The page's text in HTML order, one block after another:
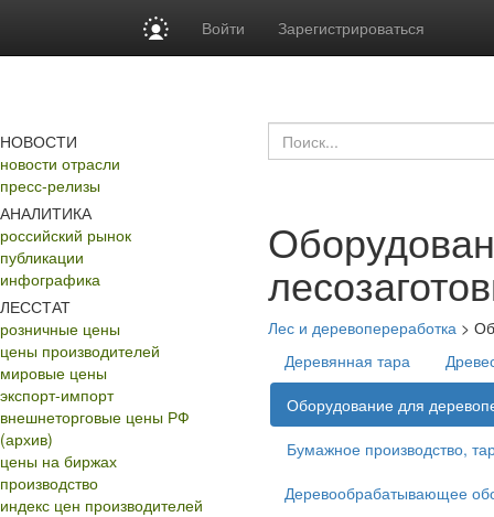
Войти Зарегистрироваться
НОВОСТИ
новости отрасли
пресс-релизы
АНАЛИТИКА
российский рынок
публикации
инфографика
ЛЕССТАТ
розничные цены
цены производителей
мировые цены
экспорт-импорт
внешнеторговые цены РФ
(архив)
цены на биржах
производство
индекс цен производителей
Лес и деревопереработка >
Деревянная тара
Оборудование для
Бумажное производство,
Деревообрабатывающее